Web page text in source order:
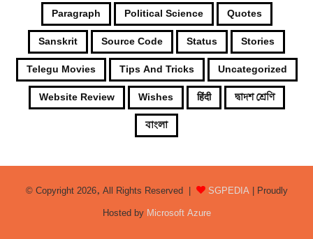
Paragraph Political Science Quotes
Sanskrit Source Code Status Stories
Telegu Movies Tips And Tricks Uncategorized
Website Review Wishes हिंदी দ্বাদশ শ্রেণি
বাংলা
© Copyright 2026, All Rights Reserved | SGPEDIA| Proudly
Hosted by Microsoft Azure